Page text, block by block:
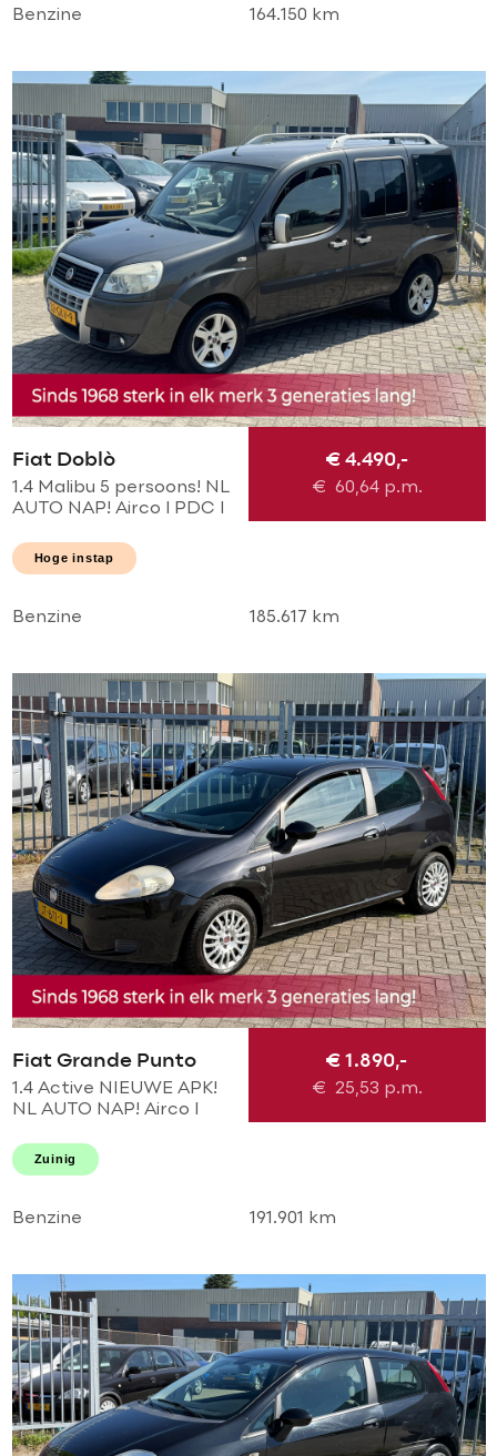
Benzine 164.150 km
Fiat Doblò
1.4 Malibu 5 persoons! NL
AUTO NAP! Airco l PDC l
pakket! TOPSTAAT l
Goed onderhouden!
€ 4.490,-
€ 60,64p.m.
Hoge instap
Benzine 185.617 km
Fiat Grande Punto
1.4 Active NIEUWE APK!
NL AUTO NAP! Airco l
MTF-STUUR! PERFECT
ONDERHOUDEN! 2e
€ 1.890,-
€ 25,53 p.m.
Zuinig
Benzine 191.901 km